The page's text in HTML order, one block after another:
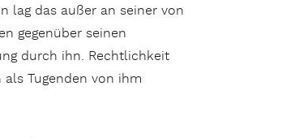
lag das außer an seiner von
gegenüber seinen
durch ihn. Rechtlichkeit
Tugenden von ihm